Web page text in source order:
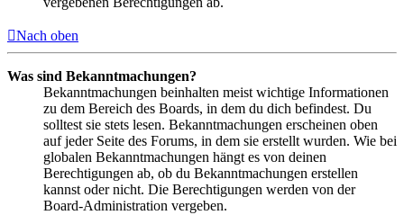
Nach oben
Was sind Bekanntmachungen?
Bekanntmachungen beinhalten meist wichtige Informationen
zu dem Bereich des Boards, in dem du dich befindest. Du
solltest sie stets lesen. Bekanntmachungen erscheinen oben
auf jeder Seite des Forums, in dem sie erstellt wurden. Wie bei
globalen Bekanntmachungen hängt es von deinen
Berechtigungen ab, ob du Bekanntmachungen erstellen
kannst oder nicht. Die Berechtigungen werden von der
Board-Administration vergeben.